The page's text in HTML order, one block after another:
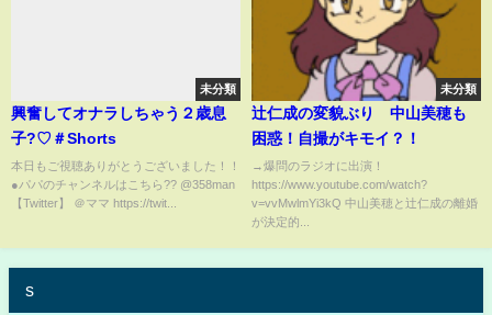
未分類
興奮してオナラしちゃう２歳息
子?♡＃Shorts
本日もご視聴ありがとうございました！！
●パパのチャンネルはこちら?? @358man
【Twitter】 ＠ママ https://twit...
未分類
辻仁成の変貌ぶり 中山美穂も
困惑！自撮がキモイ？！
→爆問のラジオに出演！
https://www.youtube.com/watch?
v=vvMwlmYi3kQ 中山美穂と辻仁成の離婚
が決定的...
s